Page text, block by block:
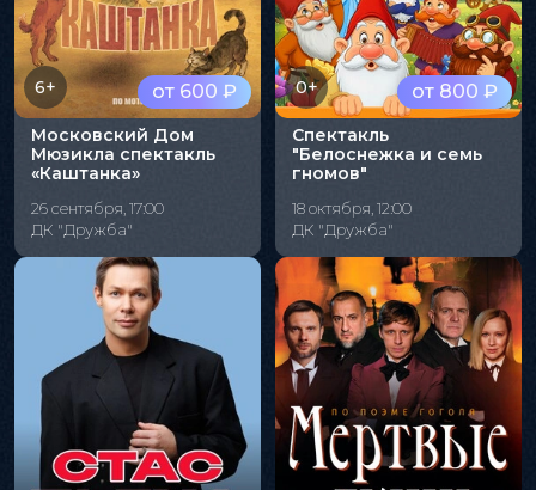
от 600 ₽
6+
Московский Дом
Мюзикла спектакль
«Каштанка»
26 сентября, 17:00
ДК "Дружба"
от 800 ₽
0+
Спектакль
"Белоснежка и семь
гномов"
18 октября, 12:00
ДК "Дружба"